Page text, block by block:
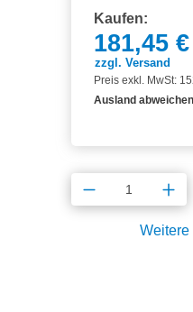
Kaufen:
181,45 €
zzgl. Versand
Preis exkl. MwSt:
Ausland
Produkt
Weitere